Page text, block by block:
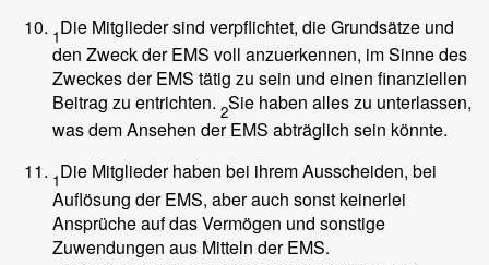
1Die Mitglieder sind verpflichtet, die Grundsätze und
den Zweck der EMS voll anzuerkennen, im Sinne des
Zweckes der EMS tätig zu sein und einen finanziellen
Beitrag zu entrichten. 2Sie haben alles zu unterlassen,
was dem Ansehen der EMS abträglich sein könnte.
1Die Mitglieder haben bei ihrem Ausscheiden, bei
Auflösung der EMS, aber auch sonst keinerlei
Ansprüche auf das Vermögen und sonstige
Zuwendungen aus Mitteln der EMS.